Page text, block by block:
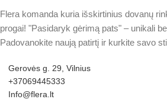
Flera komanda kuria išskirtinius dovanų
progai! "Pasidaryk gėrimą pats" – unikali
Padovanokite naują patirtį ir kurkite savo
Gerovės g. 29, Vilnius
+37069445333
Info@flera.lt